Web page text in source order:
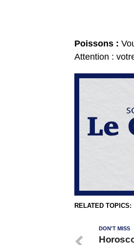
Poissons :
Attention :
RELATED TOPICS:
DON'T MISS